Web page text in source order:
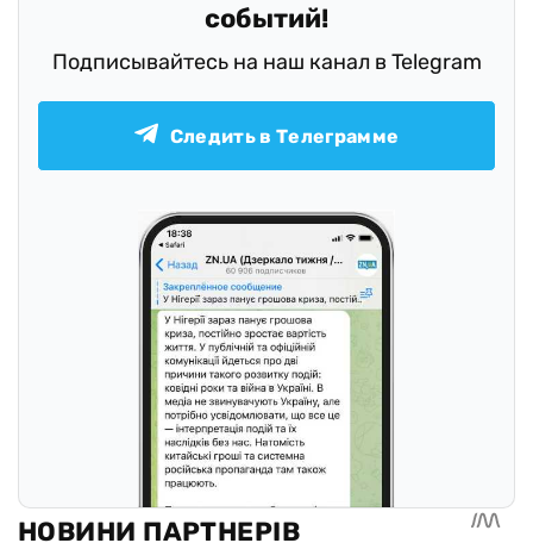
событий!
Подписывайтесь на наш канал в Telegram
Следить в Телеграмме